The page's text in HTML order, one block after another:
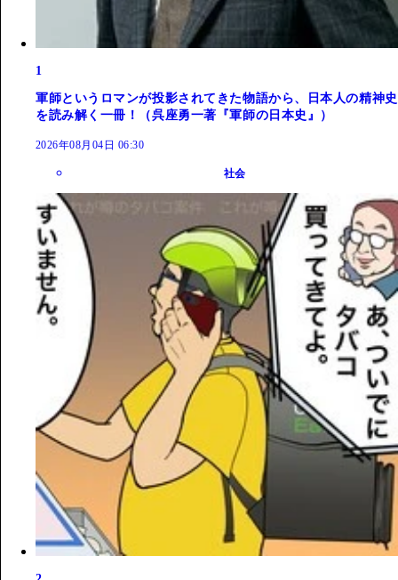
1
軍師というロマンが投影されてきた物語から、日本人の精神史
を読み解く一冊！（呉座勇一著『軍師の日本史』）
2026年08月04日 06:30
社会